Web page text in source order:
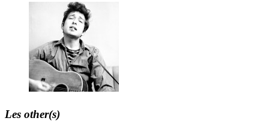
Les other(s)